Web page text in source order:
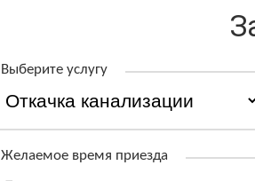
Выберите услугу
Желаемое время приезда